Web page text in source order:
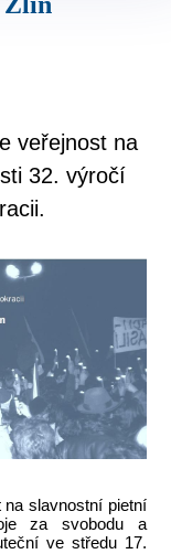
veřejnost na
32. výročí
slavnostní pietní
za svobodu a
ve středu 17.